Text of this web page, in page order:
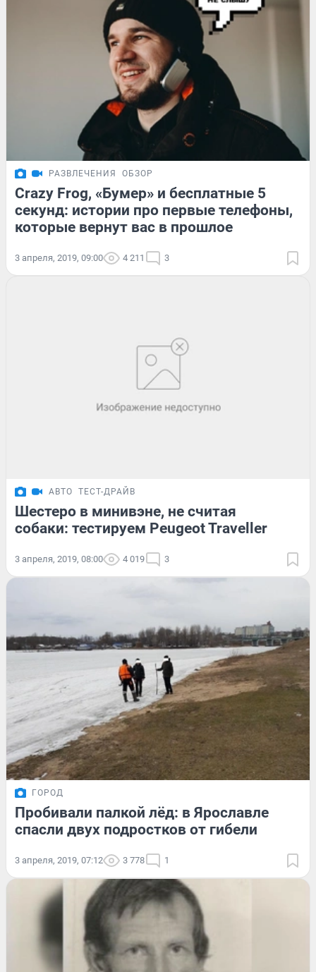
РАЗВЛЕЧЕНИЯ ОБЗОР
Crazy Frog, «Бумер» и бесплатные 5
секунд: истории про первые телефоны,
которые вернут вас в прошлое
3 апреля, 2019, 09:00 4 211 3
АВТО ТЕСТ-ДРАЙВ
Шестеро в минивэне, не считая
собаки: тестируем Peugeot Traveller
3 апреля, 2019, 08:00 4 019 3
ГОРОД
Пробивали палкой лёд: в Ярославле
спасли двух подростков от гибели
3 апреля, 2019, 07:12 3 778 1